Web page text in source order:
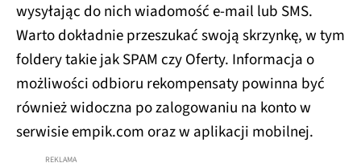
wysyłając do nich wiadomość e-mail lub SMS.
Warto dokładnie przeszukać swoją skrzynkę, w tym
foldery takie jak SPAM czy Oferty. Informacja o
możliwości odbioru rekompensaty powinna być
również widoczna po zalogowaniu na konto w
serwisie empik.com oraz w aplikacji mobilnej.